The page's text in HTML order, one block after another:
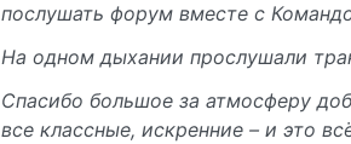
послушать форум вместе с
На одном дыхании прослушали
Спасибо большое за атмосферу
все классные, искренние – и это